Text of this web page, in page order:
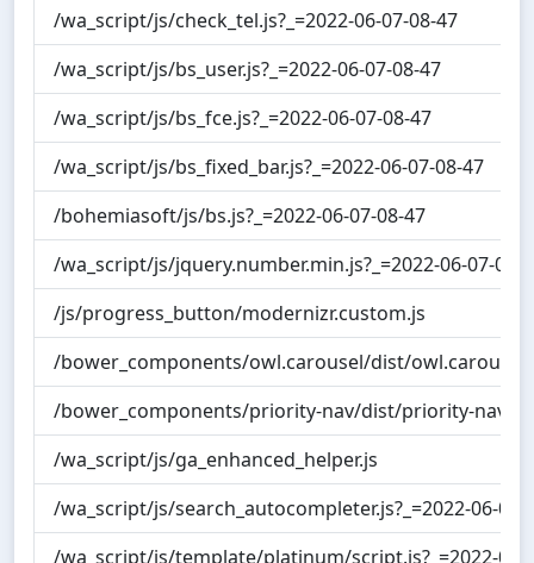
/wa_script/js/check_tel.js?_=2022-06-07-08-47
/wa_script/js/bs_user.js?_=2022-06-07-08-47
/wa_script/js/bs_fce.js?_=2022-06-07-08-47
/wa_script/js/bs_fixed_bar.js?_=2022-06-07-08-47
/bohemiasoft/js/bs.js?_=2022-06-07-08-47
/wa_script/js/jquery.number.min.js?_=2022-06-07-08-
/js/progress_button/modernizr.custom.js
/bower_components/owl.carousel/dist/
/bower_components/priority-nav/dist/priority-nav.js
/wa_script/js/ga_enhanced_helper.js
/wa_script/js/search_autocompleter.js?_=2022-06-07-
/wa_script/js/template/platinum/script.js?_=2022-06-